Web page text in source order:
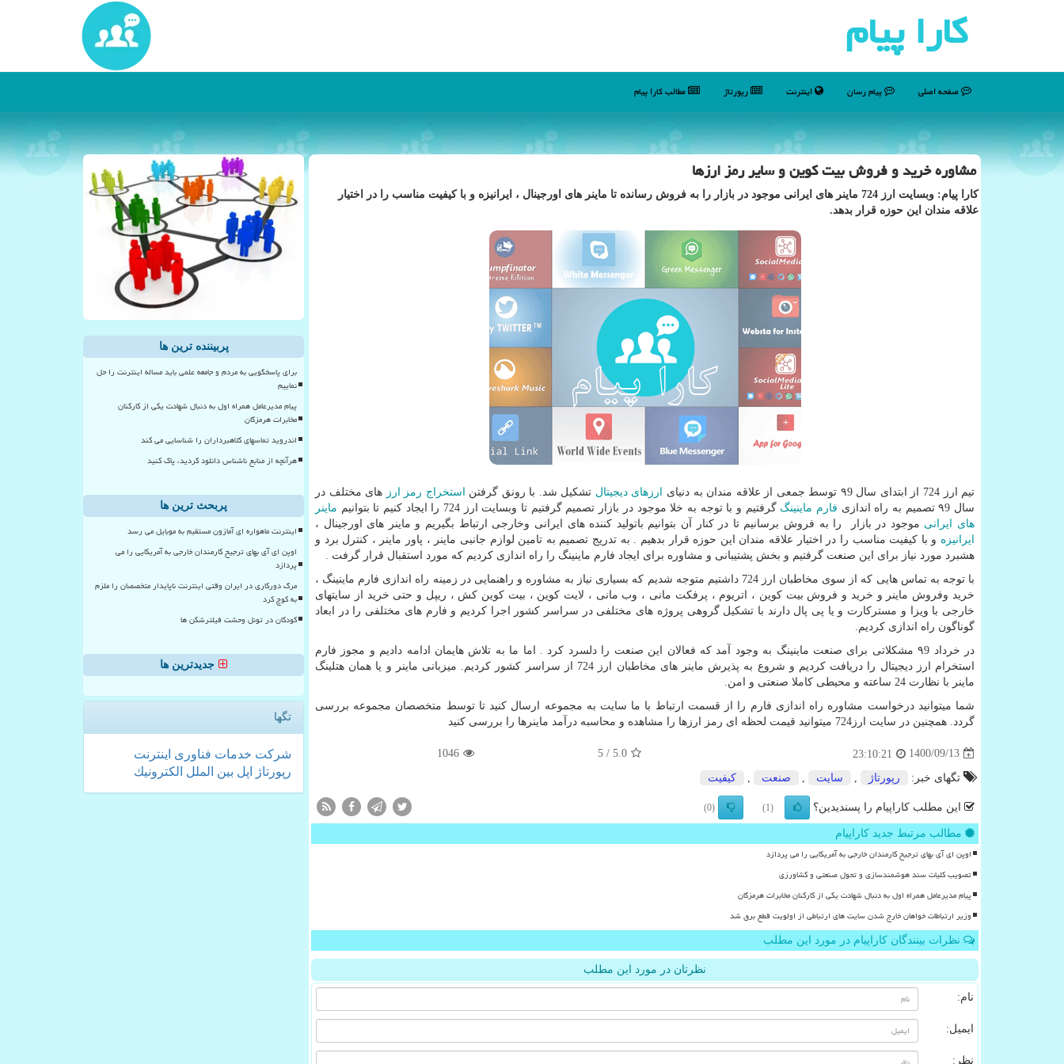
كارا پیام
صفحه اصلی پیام رسان اینترنت رپورتاژ مطالب كارا پیام
مشاوره خرید و فروش بیت کوین و سایر رمز ارزها
کارا پیام: وبسایت ارز 724 ماینر های ایرانی موجود در بازار را به فروش رسانده تا ماینر های اورجینال ، ایرانیزه و با کیفیت مناسب را در اختیار
علاقه مندان این حوزه قرار بدهد.
تیم ارز 724 از ابتدای سال ۹9 توسط جمعی از علاقه مندان به دنیای ارزهای دیجیتال تشکیل شد. با رونق گرفتن استخراج رمز ارز های مختلف در
سال ۹9 تصمیم به راه اندازی
فارم ماینینگ گرفتیم و با توجه به خلا موجود در بازار تصمیم گرفتیم تا وبسایت ارز 724 را ایجاد کنیم تا بتوانیم
ماینر
های ایرانی موجود در بازار را به فروش برسانیم تا در کنار آن بتوانیم باتولید کننده های ایرانی وخارجی ارتباط بگیریم و ماینر های اورجینال ،
ایرانیزه و با کیفیت مناسب را در اختیار علاقه مندان این حوزه قرار بدهیم . به تدریج تصمیم به تامین لوازم جانبی ماینر ، پاور ماینر ، کنترل برد و
هشبرد مورد نیاز برای این صنعت گرفتیم و بخش پشتیبانی و مشاوره برای ایجاد فارم ماینینگ را راه اندازی کردیم که مورد استقبال قرار گرفت .
با توجه به تماس هایی که از سوی مخاطبان ارز 724 داشتیم متوجه شدیم که بسیاری نیاز به مشاوره و راهنمایی در زمینه راه اندازی فارم ماینینگ ،
خرید وفروش ماینر و خرید و فروش بیت کوین ، اتریوم ، پرفکت مانی ، وب مانی ، لایت کوین ، بیت کوین کش ، ریپل و حتی خرید از سایتهای
خارجی با ویزا و مسترکارت و یا پی پال دارند با تشکیل گروهی پروژه های مختلفی در سراسر کشور اجرا کردیم و فارم های مختلفی را در ابعاد
گوناگون راه اندازی کردیم.
در خرداد ۹9 مشکلاتی برای صنعت ماینینگ به وجود آمد که فعالان این صنعت را دلسرد کرد . اما ما به تلاش هایمان ادامه دادیم و مجوز فارم
استخرام ارز دیجیتال را دریافت کردیم و شروع به پذیرش ماینر های مخاطبان ارز 724 از سراسر کشور کردیم. میزبانی ماینر و یا همان هتلینگ
ماینر با نظارت 24 ساعته و محیطی کاملا صنعتی و امن.
شما میتوانید درخواست مشاوره راه اندازی فارم را از قسمت ارتباط با ما سایت به مجموعه ارسال کنید تا توسط متخصصان مجموعه بررسی
گردد. همچنین در سایت ارز724 میتوانید قیمت لحظه ای رمز ارزها
را مشاهده و محاسبه درآمد ماینرها را بررسی کنید
1400/09/13
23:10:21
5.0
/ 5
1046
تگهای خبر: رپورتاژ سایت صنعت كیفیت
این مطلب کاراپیام را پسندیدین؟ (1)
(0)
مطالب مرتبط جدید کاراپیام
اوپن ای آی بهای ترجیح کارمندان خارجی به آمریکایی را می پردازد
تصویب کلیات سند هوشمندسازی و تحول صنعتی و کشاورزی
پیام مدیرعامل همراه اول به دنبال شهادت یکی از کارکنان مخابرات هرمزگان
وزیر ارتباطات خواهان خارج شدن سایت های ارتباطی از اولویت قطع برق شد
نظرات بینندگان کاراپیام در مورد این مطلب
نظرتان در مورد این مطلب
نام:
ایمیل:
نظر:
پربیننده ترین ها
برای پاسخگویی به مردم و جامعه علمی باید مساله اینترنت را حل
نماییم
پیام مدیرعامل همراه اول به دنبال شهادت یکی از کارکنان
مخابرات هرمزگان
اندروید تماسهای کلاهبرداران را شناسایی می کند
هرآنچه از منابع ناشناس دانلود کردید، پاک کنید
پربحث ترین ها
اینترنت ماهواره ای آمازون مستقیم به موبایل می رسد
اوپن ای آی بهای ترجیح کارمندان خارجی به آمریکایی را می
پردازد
مرگ دورکاری در ایران وقتی اینترنت ناپایدار متخصصان را ملزم
به کوچ کرد
کودکان در تونل وحشت فیلترشکن ها
جدیدترین ها
تگها
شركت خدمات فناوری اینترنت
رپورتاژ
اپل بین الملل الكترونیك